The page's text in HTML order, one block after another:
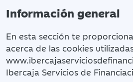
Información general
En esta sección te
acerca de las cookies
Ibercaja Servicios de